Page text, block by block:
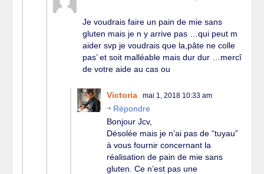
Je voudrais faire un pain de mie sans
gluten mais je n y arrive pas …qui peut m
aider svp je voudrais que la,pâte ne colle
pas’ et soit malléable mais dur dur …mercî
de votre aide au cas ou
Victoria mai 1, 2018 10:33 am
Répondre
Bonjour Jcv,
Désolée mais je n’ai pas de “tuyau”
à vous fournir concernant la
réalisation de pain de mie sans
gluten. Ce n’est pas une